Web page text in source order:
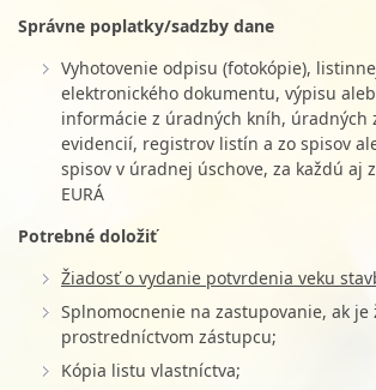
Správne poplatky/sadzby dane
Vyhotovenie odpisu (fotokópie),
elektronického dokumentu, výpisu
informácie z úradných kníh, úradných
evidencií, registrov listín a zo spisov
spisov v úradnej úschove, za každú aj
EURÁ
Potrebné doložiť
Žiadosť o vydanie potvrdenia veku
Splnomocnenie na zastupovanie, ak je
prostredníctvom zástupcu;
Kópia listu vlastníctva;